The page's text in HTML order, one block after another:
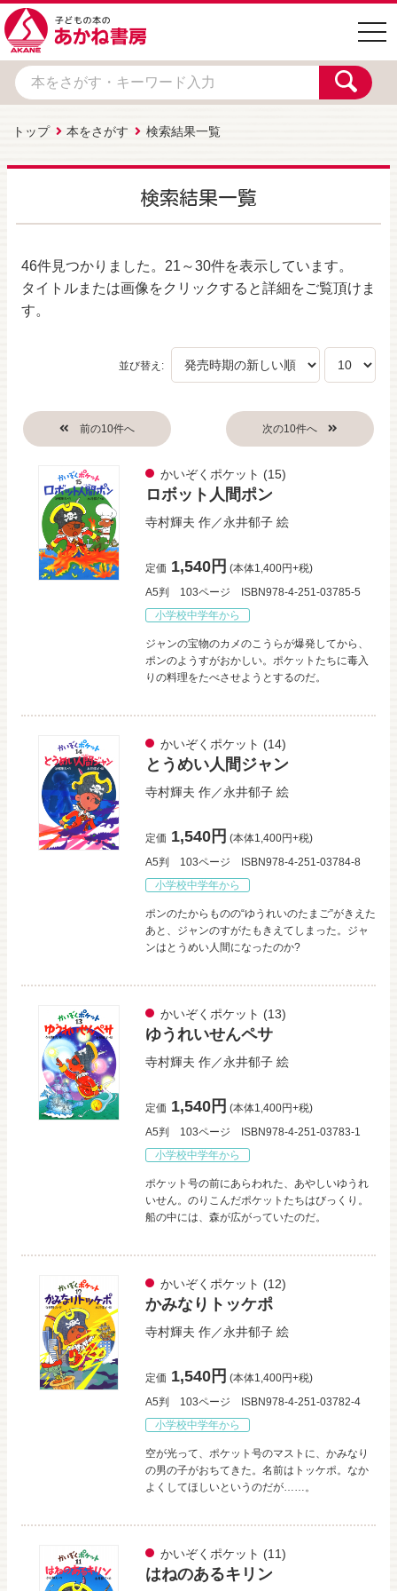
トップ 本をさがす 検索結果一覧
検索結果一覧
46件見つかりました。 21～30件を表示しています。
タイトルまたは画像をクリックすると詳細をご覧頂けま
す。
並び替え:
かいぞくポケット (15)
ロボット人間ポン
寺村輝夫 作／永井郁子 絵
定価 1,540円 (本体1,400円+税)
A5判
103ページ
ISBN978-4-251-03785-5
小学校中学年から
ジャンの宝物のカメのこうらが爆発してから、
ポンのようすがおかしい。ポケットたちに毒入
りの料理をたべさせようとするのだ。
かいぞくポケット (14)
とうめい人間ジャン
寺村輝夫 作／永井郁子 絵
定価 1,540円 (本体1,400円+税)
A5判
103ページ
ISBN978-4-251-03784-8
小学校中学年から
ポンのたからものの“ゆうれいのたまご”がきえた
あと、ジャンのすがたもきえてしまった。ジャ
ンはとうめい人間になったのか?
かいぞくポケット (13)
ゆうれいせんペサ
寺村輝夫 作／永井郁子 絵
定価 1,540円 (本体1,400円+税)
A5判
103ページ
ISBN978-4-251-03783-1
小学校中学年から
ポケット号の前にあらわれた、あやしいゆうれ
いせん。のりこんだポケットたちはびっくり。
船の中には、森が広がっていたのだ。
かいぞくポケット (12)
かみなりトッケポ
寺村輝夫 作／永井郁子 絵
定価 1,540円 (本体1,400円+税)
A5判
103ページ
ISBN978-4-251-03782-4
小学校中学年から
空が光って、ポケット号のマストに、かみなり
の男の子がおちてきた。名前はトッケポ。なか
よくしてほしいというのだが……。
かいぞくポケット (11)
はねのあるキリン